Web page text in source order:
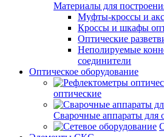
Материалы для
Муфты-кроссы и
Кроссы и шкафы
Оптические
Неполируемые
соединители
Оптическое оборудование
оптические
Сварочные аппараты для